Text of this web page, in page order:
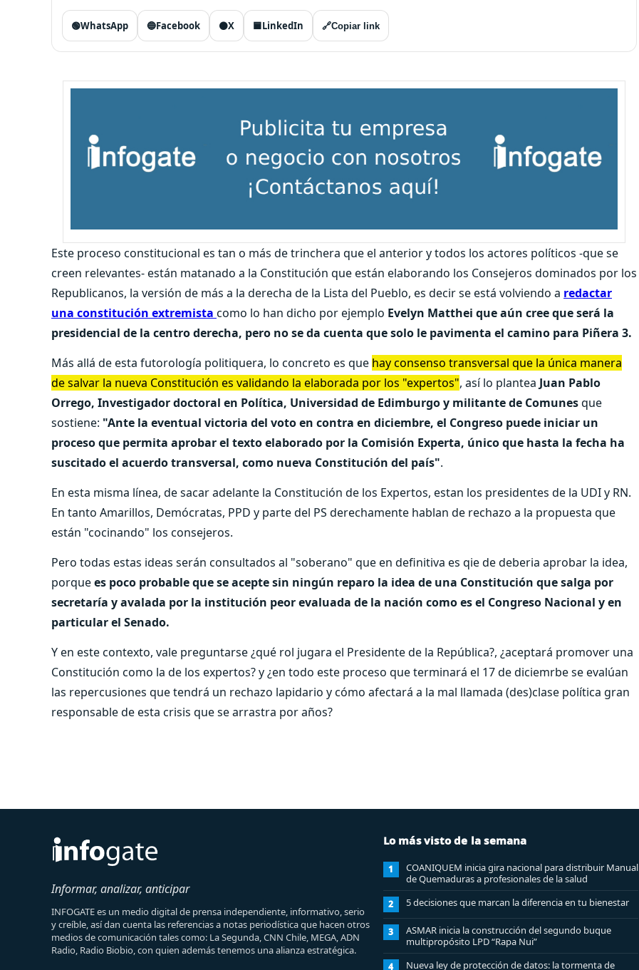
🟢WhatsApp 🔵Facebook ⚫X 🟦LinkedIn 🔗Copiar link
Este proceso constitucional es tan o más de trinchera que el anterior y todos los actores políticos -que se
creen relevantes- están matanado a la Constitución que están elaborando los Consejeros dominados por los
Republicanos, la versión de más a la derecha de la Lista del Pueblo, es decir se está volviendo a redactar
una constitución extremista como lo han dicho por ejemplo Evelyn Matthei que aún cree que será la
presidencial de la centro derecha, pero no se da cuenta que solo le pavimenta el camino para Piñera 3.
Más allá de esta futorología politiquera, lo concreto es que hay consenso transversal que la única manera
de salvar la nueva Constitución es validando la elaborada por los "expertos", así lo plantea Juan Pablo
Orrego, Investigador doctoral en Política, Universidad de Edimburgo y militante de Comunesque
sostiene: "Ante la eventual victoria del voto en contra en diciembre, el Congreso puede iniciar un
proceso que permita aprobar el texto elaborado por la Comisión Experta, único que hasta la fecha ha
suscitado el acuerdo transversal, como nueva Constitución del país".
En esta misma línea, de sacar adelante la Constitución de los Expertos, estan los presidentes de la UDI y RN.
En tanto Amarillos, Demócratas, PPD y parte del PS derechamente hablan de rechazo a la propuesta que
están "cocinando" los consejeros.
Pero todas estas ideas serán consultados al "soberano" que en definitiva es qie de deberia aprobar la idea,
porquees poco probable que se acepte sin ningún reparo la idea de una Constitución que salga por
secretaría y avalada por la institución peor evaluada de la nación como es el Congreso Nacional y en
particular el Senado.
Y en este contexto, vale preguntarse ¿qué rol jugara el Presidente de la República?, ¿aceptará promover una
Constitución como la de los expertos? y ¿en todo este proceso que terminará el 17 de diciemrbe se evalúan
las repercusiones que tendrá un rechazo lapidario y cómo afectará a la mal llamada (des)clase política gran
responsable de esta crisis que se arrastra por años?
Informar, analizar, anticipar
INFOGATE es un medio digital de prensa independiente, informativo, serio
y creíble, así dan cuenta las referencias a notas periodística que hacen otros
medios de comunicación tales como: La Segunda, CNN Chile, MEGA, ADN
Radio, Radio Biobio, con quien además tenemos una alianza estratégica.
Lo más visto de la semana
1
COANIQUEM inicia gira nacional para distribuir Manual
de Quemaduras a profesionales de la salud
2 5 decisiones que marcan la diferencia en tu bienestar
3
ASMAR inicia la construcción del segundo buque
multipropósito LPD “Rapa Nui”
4
Nueva ley de protección de datos: la tormenta de